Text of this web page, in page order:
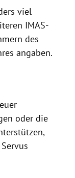
viel
IMAS-
des
angaben.
oder die